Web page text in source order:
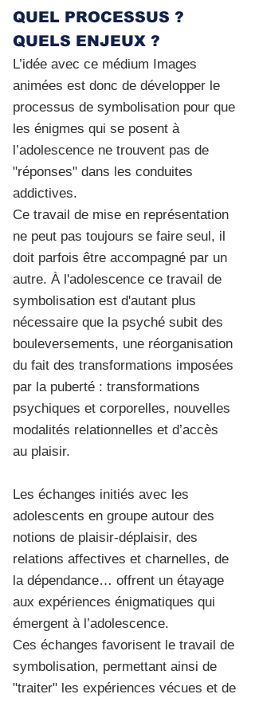
QUEL PROCESSUS ?
QUELS ENJEUX ?
L’idée avec ce médium Images
animées est donc de développer le
processus de symbolisation pour que
les énigmes qui se posent à
l’adolescence ne trouvent pas de
"réponses" dans les conduites
addictives.
Ce travail de mise en représentation
ne peut pas toujours se faire seul, il
doit parfois être accompagné par un
autre. À l'adolescence ce travail de
symbolisation est d'autant plus
nécessaire que la psyché subit des
bouleversements, une réorganisation
du fait des transformations imposées
par la puberté : transformations
psychiques et corporelles, nouvelles
modalités relationnelles et d’accès
au plaisir.
Les échanges initiés avec les
adolescents en groupe autour des
notions de plaisir-déplaisir, des
relations affectives et charnelles, de
la dépendance… offrent un étayage
aux expériences énigmatiques qui
émergent à l’adolescence.
Ces échanges favorisent le travail de
symbolisation, permettant ainsi de
"traiter" les expériences vécues et de